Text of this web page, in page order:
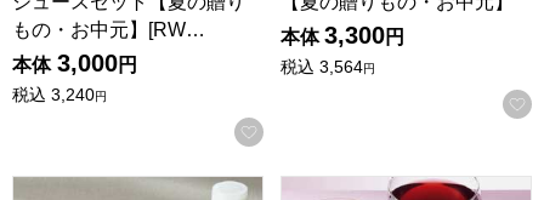
もの・お中元】[RW…
本体 3,000円
税込 3,240円
お気に入りに登録する
本体 3,300円
税込 3,564円
ヤスダヨーグルト ヤスダヨーグルトギフト【夏の贈りもの
夏のクールシャーベット＆